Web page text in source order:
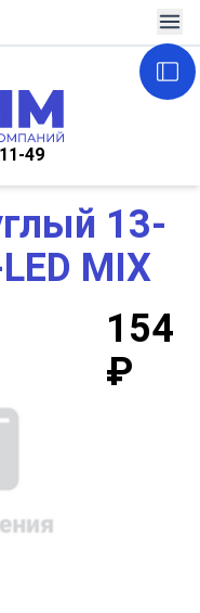
49
13-
MIX
154
₽